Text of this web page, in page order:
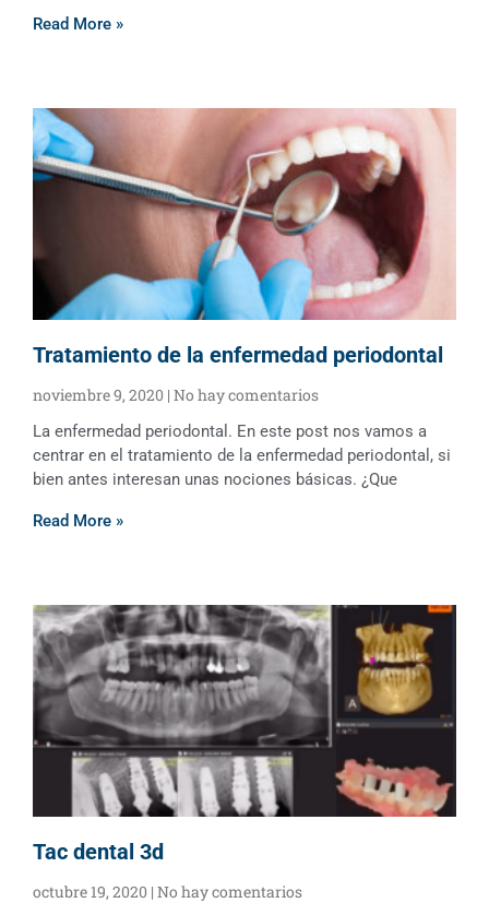
Read More »
Tratamiento de la enfermedad periodontal
noviembre 9, 2020 No hay comentarios
La enfermedad periodontal. En este post nos vamos a
centrar en el tratamiento de la enfermedad periodontal, si
bien antes interesan unas nociones básicas. ¿Que
Read More »
Tac dental 3d
octubre 19, 2020 No hay comentarios